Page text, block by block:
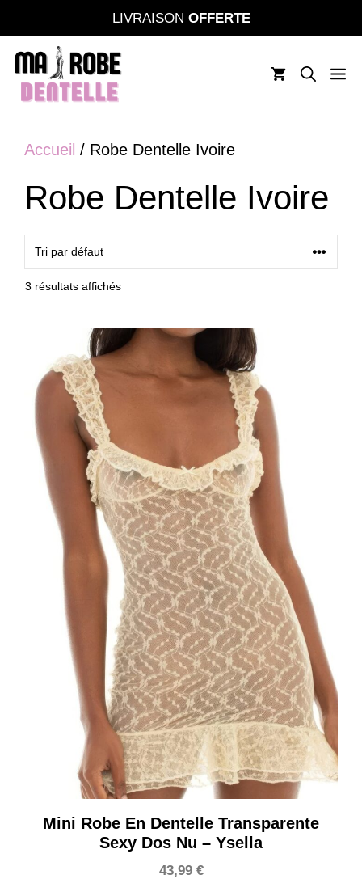
au
contenu
LIVRAISON OFFERTE
Accueil / Robe Dentelle Ivoire
Robe Dentelle Ivoire
3 résultats affichés
Mini Robe En Dentelle Transparente
Sexy Dos Nu – Ysella
43,99 €